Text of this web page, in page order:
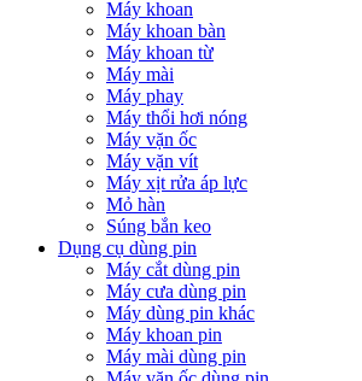
Máy khoan
Máy khoan bàn
Máy khoan từ
Máy mài
Máy phay
Máy thổi hơi nóng
Máy vặn ốc
Máy vặn vít
Máy xịt rửa áp lực
Mỏ hàn
Súng bắn keo
Dụng cụ dùng pin
Máy cắt dùng pin
Máy cưa dùng pin
Máy dùng pin khác
Máy khoan pin
Máy mài dùng pin